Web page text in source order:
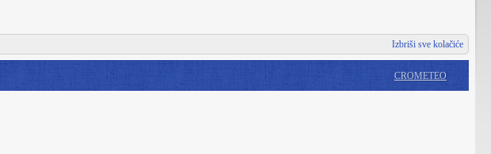
Izbriši sve kolačiće
CROMETEO